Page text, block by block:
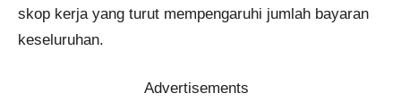
skop kerja yang turut mempengaruhi jumlah bayaran
keseluruhan.
Advertisements